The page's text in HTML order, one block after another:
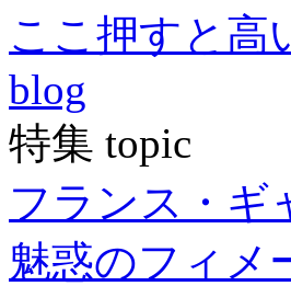
ここ押すと高
blog
特集 topic
フランス・ギ
魅惑のフィメ